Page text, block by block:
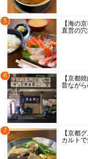
5
【海の
直営の穴
6
【京都
昔ながら
7
【京都
カルト